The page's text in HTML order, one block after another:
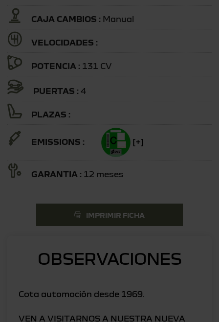
CAJA CAMBIOS : Manual
VELOCIDADES :
POTENCIA : 131 CV
PUERTAS : 4
PLAZAS :
EMISSIONS : [+]
GARANTIA : 12 meses
IMPRIMIR FICHA
OBSERVACIONES
Cota automoción desde 1969.
VEN A VISITARNOS A NUESTRA NUEVA